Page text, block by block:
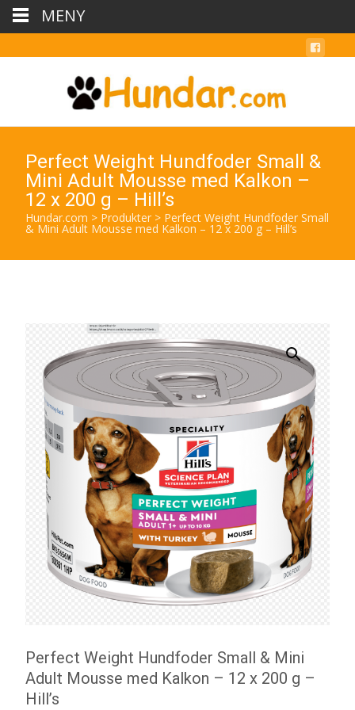
Perfect Weight Hundfoder Small &
Mini Adult Mousse med Kalkon –
12 x 200 g – Hill’s
Hundar.com > Produkter > Perfect Weight Hundfoder Small
& Mini Adult Mousse med Kalkon – 12 x 200 g – Hill’s
Perfect Weight Hundfoder Small & Mini
Adult Mousse med Kalkon – 12 x 200 g –
Hill’s
MENY